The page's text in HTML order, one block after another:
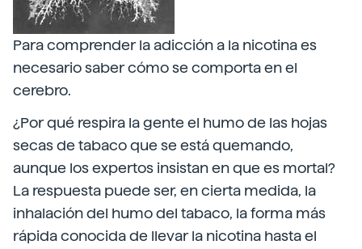
Para comprender la adicción a la nicotina es
necesario saber cómo se comporta en el
cerebro.
¿Por qué respira la gente el humo de las hojas
secas de tabaco que se está quemando,
aunque los expertos insistan en que es mortal?
La respuesta puede ser, en cierta medida, la
inhalación del humo del tabaco, la forma más
rápida conocida de llevar la nicotina hasta el